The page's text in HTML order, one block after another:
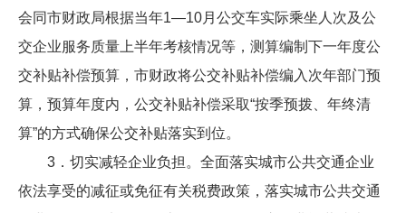
会同市财政局根据当年1—10月公交车实际乘坐人次及公
交企业服务质量上半年考核情况等，测算编制下一年度公
交补贴补偿预算，市财政将公交补贴补偿编入次年部门预
算，预算年度内，公交补贴补偿采取“按季预拨、年终清
算”的方式确保公交补贴落实到位。
3．切实减轻企业负担。全面落实城市公共交通企业
依法享受的减征或免征有关税费政策，落实城市公共交通